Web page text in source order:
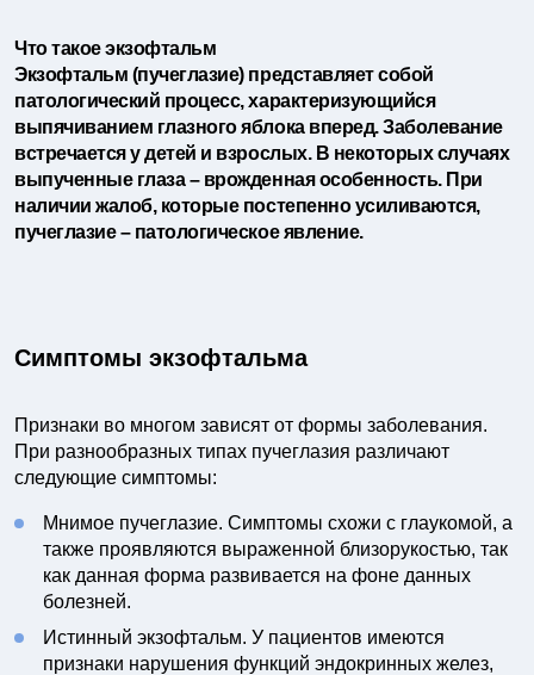
Что такое экзофтальм
Экзофтальм (пучеглазие) представляет собой
патологический процесс, характеризующийся
выпячиванием глазного яблока вперед. Заболевание
встречается у детей и взрослых. В некоторых случаях
выпученные глаза – врожденная особенность. При
наличии жалоб, которые постепенно усиливаются,
пучеглазие – патологическое явление.
Симптомы экзофтальма
Признаки во многом зависят от формы заболевания.
При разнообразных типах пучеглазия различают
следующие симптомы:
Мнимое пучеглазие. Симптомы схожи с глаукомой, а
также проявляются выраженной близорукостью, так
как данная форма развивается на фоне данных
болезней.
Истинный экзофтальм. У пациентов имеются
признаки нарушения функций эндокринных желез,